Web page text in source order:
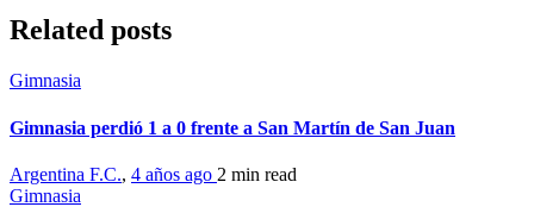
Related posts
Gimnasia
Gimnasia perdió 1 a 0 frente a San Martín de San Juan
Argentina F.C., 4 años ago 2 min read
Gimnasia